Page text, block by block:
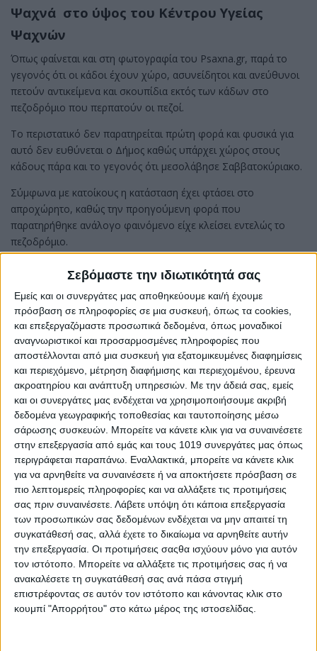
Σεβόμαστε την ιδιωτικότητά σας
Εμείς και οι συνεργάτες μας αποθηκεύουμε και/ή έχουμε
πρόσβαση σε πληροφορίες σε μια συσκευή, όπως τα cookies,
και επεξεργαζόμαστε προσωπικά δεδομένα, όπως μοναδικοί
αναγνωριστικοί και προσαρμοσμένες πληροφορίες που
αποστέλλονται από μια συσκευή για εξατομικευμένες διαφημίσεις
και περιεχόμενο, μέτρηση διαφήμισης και περιεχομένου, έρευνα
ακροατηρίου και ανάπτυξη υπηρεσιών. Με την άδειά σας, εμείς
και οι συνεργάτες μας ενδέχεται να χρησιμοποιήσουμε ακριβή
δεδομένα γεωγραφικής τοποθεσίας και ταυτοποίησης μέσω
σάρωσης συσκευών. Μπορείτε να κάνετε κλικ για να συναινέσετε
στην επεξεργασία από εμάς και τους 1019 συνεργάτες μας όπως
περιγράφεται παραπάνω. Εναλλακτικά, μπορείτε να κάνετε κλικ
για να αρνηθείτε να συναινέσετε ή να αποκτήσετε πρόσβαση σε
πιο λεπτομερείς πληροφορίες και να αλλάξετε τις προτιμήσεις
σας πριν συναινέσετε. Λάβετε υπόψη ότι κάποια επεξεργασία
των προσωπικών σας δεδομένων ενδέχεται να μην απαιτεί τη
συγκατάθεσή σας, αλλά έχετε το δικαίωμα να αρνηθείτε αυτήν
την επεξεργασία. Οι προτιμήσεις σαςθα ισχύουν μόνο για αυτόν
τον ιστότοπο. Μπορείτε να αλλάξετε τις προτιμήσεις σας ή να
ανακαλέσετε τη συγκατάθεσή σας ανά πάσα στιγμή
επιστρέφοντας σε αυτόν τον ιστότοπο και κάνοντας κλικ στο
κουμπί "Απορρήτου" στο κάτω μέρος της ιστοσελίδας.
Ψαχνά στο ύψος του Κέντρου Υγείας
Ψαχνών
Όπως φαίνεται και στη φωτογραφία του Psaxna.gr, παρά το
γεγονός ότι οι κάδοι έχουν χώρο, ασυνείδητοι και ανεύθυνοι
πετούν αντικείμενα και σκουπίδια εκτός των κάδων στο
πεζοδρόμιο που περπατούν οι πεζοί.
Το περιστατικό δεν παρατηρείται πρώτη φορά και φυσικά για
αυτό δεν ευθύνεται ο Δήμος καθώς υπάρχει χώρος στους
κάδους πάρα και το γεγονός ότι μεσολάβησε Σαββατοκύριακο.
Σύμφωνα με κατοίκους η κατάσταση έχει φτάσει στο
απροχώρητο, καθώς την προηγούμενη φορά που
παρατηρήθηκε ανάλογο φαινόμενο είχε κλείσει εντελώς το
πεζοδρόμιο.